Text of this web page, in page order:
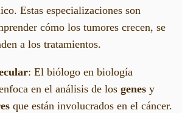
Estas especializaciones son
cómo los tumores crecen, se
a los tratamientos.
: El biólogo en biología
en el análisis de los genes y
que están involucrados en el cáncer.